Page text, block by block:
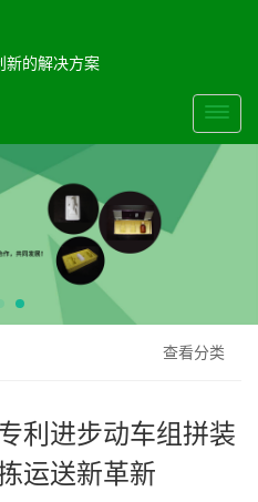
新的解决方案
查看分类
利进步动车组拼装
运送新革新